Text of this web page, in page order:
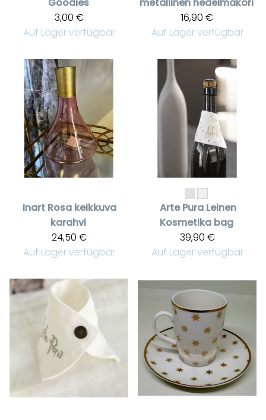
3,00 €
Auf Lager verfügbar
16,90 €
Auf Lager verfügbar
Inart Rosa keikkuva
karahvi
24,50 €
Auf Lager verfügbar
Arte Pura Leinen
Kosmetika bag
39,90 €
Auf Lager verfügbar